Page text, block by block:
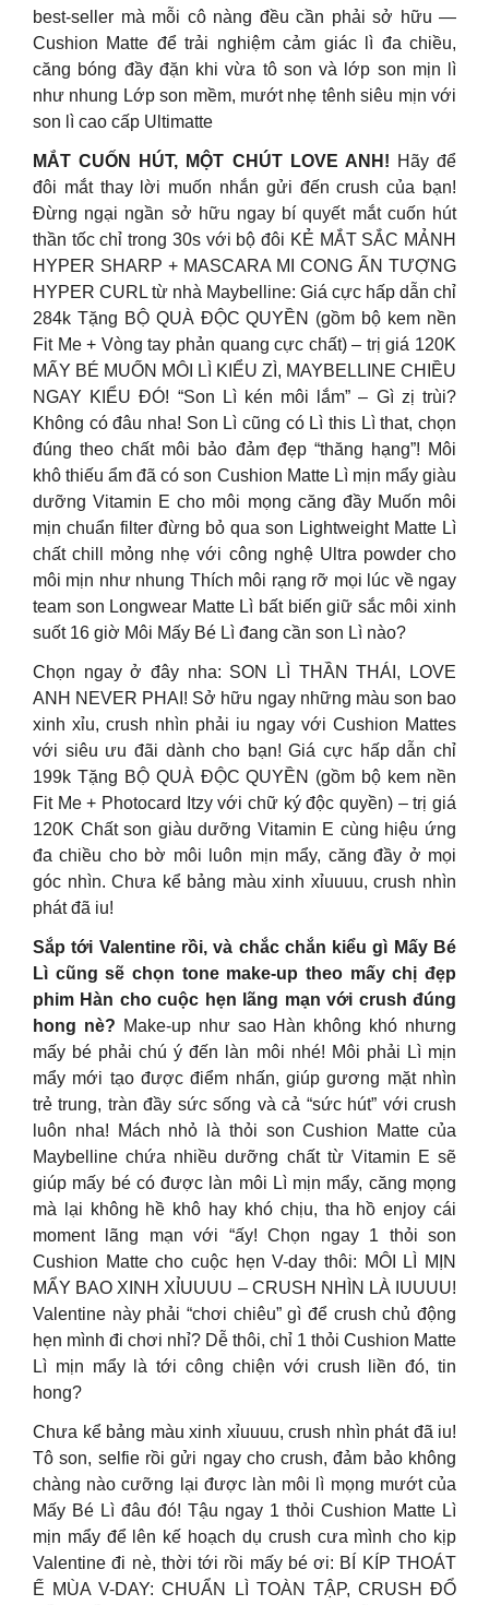
best-seller mà mỗi cô nàng đều cần phải sở hữu —
Cushion Matte để trải nghiệm cảm giác lì đa chiều,
căng bóng đầy đặn khi vừa tô son và lớp son mịn lì
như nhung Lớp son mềm, mướt nhẹ tênh siêu mịn với
son lì cao cấp Ultimatte
MẮT CUỐN HÚT, MỘT CHÚT LOVE ANH! Hãy để
đôi mắt thay lời muốn nhắn gửi đến crush của bạn!
Đừng ngại ngần sở hữu ngay bí quyết mắt cuốn hút
thần tốc chỉ trong 30s với bộ đôi KẺ MẮT SẮC MẢNH
HYPER SHARP + MASCARA MI CONG ẤN TƯỢNG
HYPER CURL từ nhà Maybelline: Giá cực hấp dẫn chỉ
284k Tặng BỘ QUÀ ĐỘC QUYỀN (gồm bộ kem nền
Fit Me + Vòng tay phản quang cực chất) – trị giá 120K
MẤY BÉ MUỐN MÔI LÌ KIỂU ZÌ, MAYBELLINE CHIỀU
NGAY KIỂU ĐÓ! “Son Lì kén môi lắm” – Gì zị trùi?
Không có đâu nha! Son Lì cũng có Lì this Lì that, chọn
đúng theo chất môi bảo đảm đẹp “thăng hạng”! Môi
khô thiếu ẩm đã có son Cushion Matte Lì mịn mẩy giàu
dưỡng Vitamin E cho môi mọng căng đầy Muốn môi
mịn chuẩn filter đừng bỏ qua son Lightweight Matte Lì
chất chill mỏng nhẹ với công nghệ Ultra powder cho
môi mịn như nhung Thích môi rạng rỡ mọi lúc về ngay
team son Longwear Matte Lì bất biến giữ sắc môi xinh
suốt 16 giờ Môi Mấy Bé Lì đang cần son Lì nào?
Chọn ngay ở đây nha: SON LÌ THẦN THÁI, LOVE
ANH NEVER PHAI! Sở hữu ngay những màu son bao
xinh xỉu, crush nhìn phải iu ngay với Cushion Mattes
với siêu ưu đãi dành cho bạn! Giá cực hấp dẫn chỉ
199k Tặng BỘ QUÀ ĐỘC QUYỀN (gồm bộ kem nền
Fit Me + Photocard Itzy với chữ ký độc quyền) – trị giá
120K Chất son giàu dưỡng Vitamin E cùng hiệu ứng
đa chiều cho bờ môi luôn mịn mẩy, căng đầy ở mọi
góc nhìn. Chưa kể bảng màu xinh xỉuuuu, crush nhìn
phát đã iu!
Sắp tới Valentine rồi, và chắc chắn kiểu gì Mấy Bé
Lì cũng sẽ chọn tone make-up theo mấy chị đẹp
phim Hàn cho cuộc hẹn lãng mạn với crush đúng
hong nè? Make-up như sao Hàn không khó nhưng
mấy bé phải chú ý đến làn môi nhé! Môi phải Lì mịn
mẩy mới tạo được điểm nhấn, giúp gương mặt nhìn
trẻ trung, tràn đầy sức sống và cả “sức hút” với crush
luôn nha! Mách nhỏ là thỏi son Cushion Matte của
Maybelline chứa nhiều dưỡng chất từ Vitamin E sẽ
giúp mấy bé có được làn môi Lì mịn mẩy, căng mọng
mà lại không hề khô hay khó chịu, tha hồ enjoy cái
moment lãng mạn với “ấy! Chọn ngay 1 thỏi son
Cushion Matte cho cuộc hẹn V-day thôi: MÔI LÌ MỊN
MẨY BAO XINH XỈUUUU – CRUSH NHÌN LÀ IUUUU!
Valentine này phải “chơi chiêu” gì để crush chủ động
hẹn mình đi chơi nhỉ? Dễ thôi, chỉ 1 thỏi Cushion Matte
Lì mịn mẩy là tới công chiện với crush liền đó, tin
hong?
Chưa kể bảng màu xinh xỉuuuu, crush nhìn phát đã iu!
Tô son, selfie rồi gửi ngay cho crush, đảm bảo không
chàng nào cưỡng lại được làn môi lì mọng mướt của
Mấy Bé Lì đâu đó! Tậu ngay 1 thỏi Cushion Matte Lì
mịn mẩy để lên kế hoạch dụ crush cưa mình cho kịp
Valentine đi nè, thời tới rồi mấy bé ơi: BÍ KÍP THOÁT
Ế MÙA V-DAY: CHUẨN LÌ TOÀN TẬP, CRUSH ĐỔ